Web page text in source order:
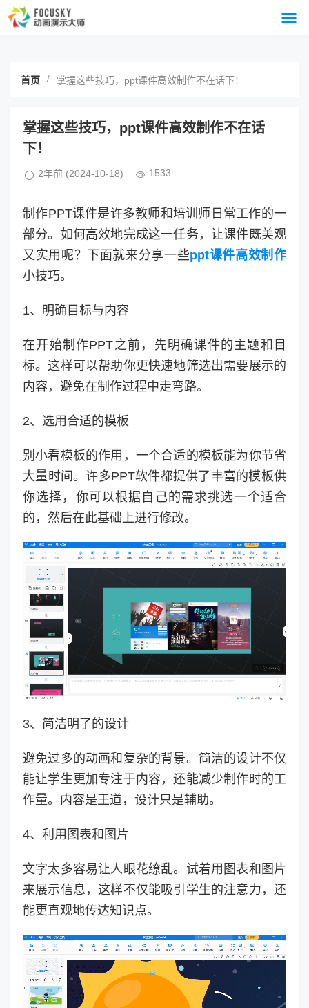
首页 / 掌握这些技巧，ppt课件高效制作不在话下！
掌握这些技巧，ppt课件高效制作不在话
下！
2年前 (2024-10-18) 1533
制作PPT课件是许多教师和培训师日常工作的一
部分。如何高效地完成这一任务，让课件既美观
又实用呢？下面就来分享一些ppt课件高效制作
小技巧。
1、明确目标与内容
在开始制作PPT之前，先明确课件的主题和目
标。这样可以帮助你更快速地筛选出需要展示的
内容，避免在制作过程中走弯路。
2、选用合适的模板
别小看模板的作用，一个合适的模板能为你节省
大量时间。许多PPT软件都提供了丰富的模板供
你选择，你可以根据自己的需求挑选一个适合
的，然后在此基础上进行修改。
3、简洁明了的设计
避免过多的动画和复杂的背景。简洁的设计不仅
能让学生更加专注于内容，还能减少制作时的工
作量。内容是王道，设计只是辅助。
4、利用图表和图片
文字太多容易让人眼花缭乱。试着用图表和图片
来展示信息，这样不仅能吸引学生的注意力，还
能更直观地传达知识点。